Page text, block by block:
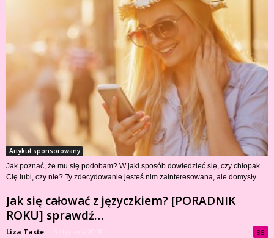
Artykuł sponsorowany
Jak poznać, że mu się podobam? W jaki sposób dowiedzieć się, czy chłopak
Cię lubi, czy nie? Ty zdecydowanie jesteś nim zainteresowana, ale domysły...
Jak się całować z języczkiem? [PORADNIK
ROKU] sprawdź…
Liza Taste - 35